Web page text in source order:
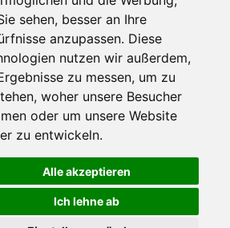
sehen, besser an Ihre
anzupassen. Diese
nutzen wir außerdem,
zu messen, um zu
woher unsere Besucher
oder um unsere Website
zu entwickeln.
Alle akzeptieren
Ich lehne ab
Business Partners
Investors
Media
Facebook
Twitter
YouTube
Google+